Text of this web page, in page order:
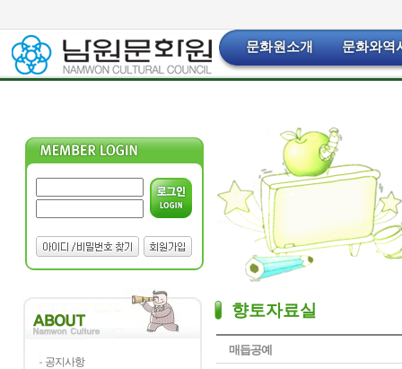
문화원소개 문화와역
공지사항
향토자료실
매듭공예